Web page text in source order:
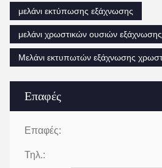
Επαφές
Επαφές:
Τηλ.:
μελάνι εκτύπωσης εξάχνωσης
μελάνι χρωστικών ουσιών εξάχνωσης
Μελάνι εκτυπωτών εξάχνωσης